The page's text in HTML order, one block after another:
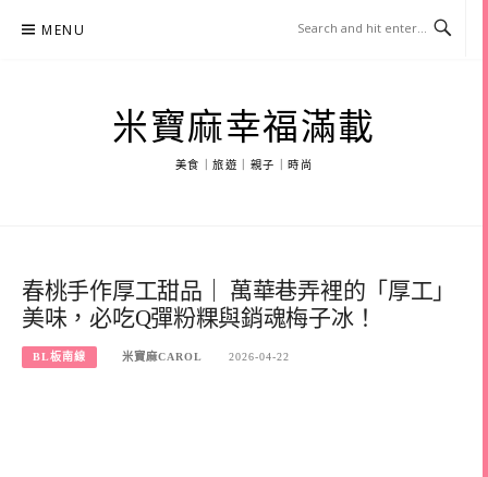
MENU
米寶麻幸福滿載
美食｜旅遊｜親子｜時尚
春桃手作厚工甜品｜ 萬華巷弄裡的「厚工」
美味，必吃Q彈粉粿與銷魂梅子冰！
BL板南線 米寶麻CAROL 2026-04-22